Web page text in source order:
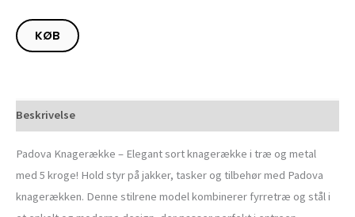
KØB
Beskrivelse
Padova Knagerække – Elegant sort knagerække i træ og metal
med 5 kroge! Hold styr på jakker, tasker og tilbehør med Padova
knagerækken. Denne stilrene model kombinerer fyrretræ og stål i